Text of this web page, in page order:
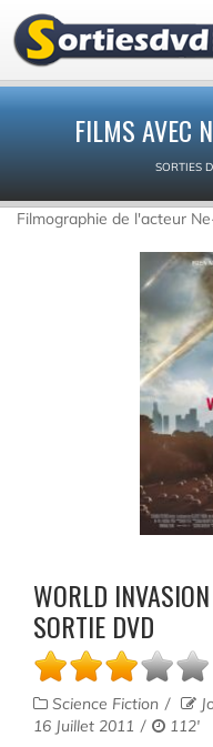
FILMS AVEC
SORTIES
Filmographie de l'acteur
WORLD
SORTIE DVD
Science Fiction
16 Juillet 2011
112'